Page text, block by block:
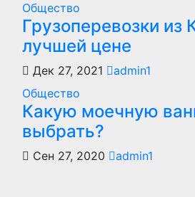
Общество
Грузоперевозки из
лучшей цене
Дек 27, 2021
admin1
Общество
Какую моечную
выбрать?
Сен 27, 2020 admin1